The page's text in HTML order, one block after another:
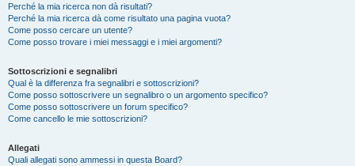
Perché la mia ricerca non dà risultati?
Perché la mia ricerca dà come risultato una pagina vuota?
Come posso cercare un utente?
Come posso trovare i miei messaggi e i miei argomenti?
Sottoscrizioni e segnalibri
Qual è la differenza fra segnalibri e sottoscrizioni?
Come posso sottoscrivere un segnalibro o un argomento specifico?
Come posso sottoscrivere un forum specifico?
Come cancello le mie sottoscrizioni?
Allegati
Quali allegati sono ammessi in questa Board?